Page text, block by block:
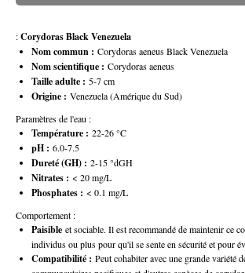
:Corydoras Black Venezuela
Nom commun : Corydoras aeneus Black Venezuela
Nom scientifique : Corydoras aeneus
Taille adulte : 5-7 cm
Origine : Venezuela (Amérique du Sud)
Paramètres de l'eau :
Température : 22-26 °C
pH : 6.0-7.5
Dureté (GH) : 2-15 °dGH
Nitrates : < 20 mg/L
Phosphates : < 0.1 mg/L
Comportement :
Paisible et sociable. Il est recommandé de maintenir ce
individus ou plus pour qu'il se sente en sécurité et pour
Compatibilité : Peut cohabiter avec une grande variété